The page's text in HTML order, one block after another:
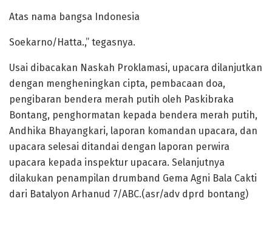
Atas nama bangsa Indonesia
Soekarno/Hatta.,” tegasnya.
Usai dibacakan Naskah Proklamasi, upacara dilanjutkan
dengan mengheningkan cipta, pembacaan doa,
pengibaran bendera merah putih oleh Paskibraka
Bontang, penghormatan kepada bendera merah putih,
Andhika Bhayangkari, laporan komandan upacara, dan
upacara selesai ditandai dengan laporan perwira
upacara kepada inspektur upacara. Selanjutnya
dilakukan penampilan drumband Gema Agni Bala Cakti
dari Batalyon Arhanud 7/ABC.(asr/adv dprd bontang)